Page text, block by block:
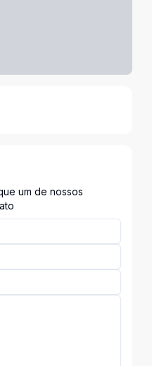
um de nossos